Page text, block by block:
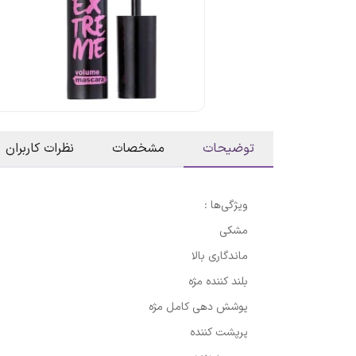
توضیحات مشخصات نظرات کاربران
ویژگی‌ها :
مشکی
ماندگاری بالا
بلند کننده مژه
پوشش دهی کامل مژه
پرپشت کننده